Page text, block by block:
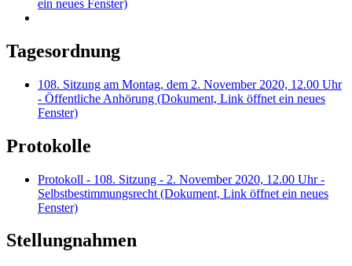
ein neues Fenster)
Tagesordnung
108. Sitzung am Montag, dem 2. November 2020, 12.00 Uhr
- Öffentliche Anhörung (Dokument, Link öffnet ein neues
Fenster)
Protokolle
Protokoll - 108. Sitzung - 2. November 2020, 12.00 Uhr -
Selbstbestimmungsrecht (Dokument, Link öffnet ein neues
Fenster)
Stellungnahmen